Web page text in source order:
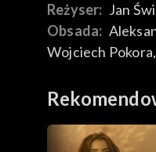
Skotnickich,
przeniósł w
rzedmiotem
obyczajowości
obsadzie
znaczeniu
Reżyser: Jan
Obsada:
Wojciech Pokora,